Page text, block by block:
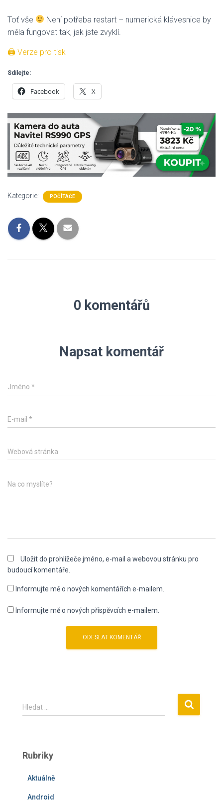
Toť vše
Není potřeba restart – numerická klávesnice by
měla fungovat tak, jak jste zvyklí.
🖨 Verze pro tisk
Sdílejte:
Facebook X
Kategorie: POČÍTAČE
0 komentářů
Napsat komentář
Jméno *
E-mail *
Webová stránka
Na co myslíte?
Uložit do prohlížeče jméno, e-mail a webovou stránku pro
budoucí komentáře.
Informujte mě o nových komentářích e-mailem.
Informujte mě o nových příspěvcích e-mailem.
V
y
d
Hledat …
Rubriky
Aktuálně
Android